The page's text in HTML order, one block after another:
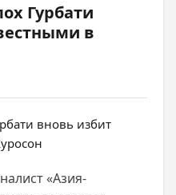
Гурбати
в
«Азия-